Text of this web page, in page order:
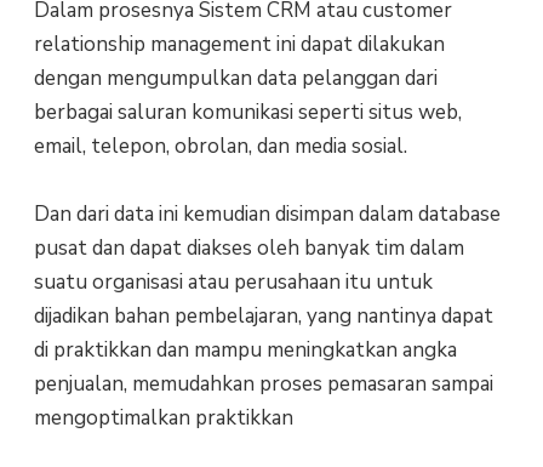
Dalam prosesnya Sistem CRM atau customer
relationship management ini dapat dilakukan
dengan mengumpulkan data pelanggan dari
berbagai saluran komunikasi seperti situs web,
email, telepon, obrolan, dan media sosial.
Dan dari data ini kemudian disimpan dalam database
pusat dan dapat diakses oleh banyak tim dalam
suatu organisasi atau perusahaan itu untuk
dijadikan bahan pembelajaran, yang nantinya dapat
di praktikkan dan mampu meningkatkan angka
penjualan, memudahkan proses pemasaran sampai
mengoptimalkan praktikkan